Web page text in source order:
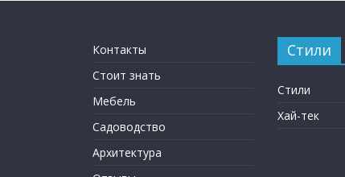
Контакты
Стоит знать
Мебель
Садоводство
Архитектура
Стили
Стили
Хай-тек